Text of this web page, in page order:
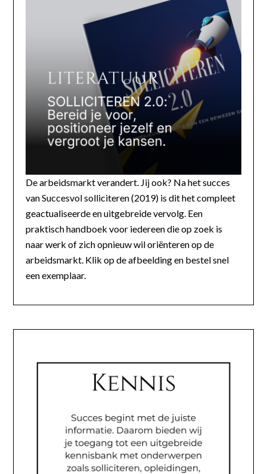
De arbeidsmarkt verandert. Jij ook? Na het succes
van Succesvol solliciteren (2019) is dit het compleet
geactualiseerde en uitgebreide vervolg. Een
praktisch handboek voor iedereen die op zoek is
naar werk of zich opnieuw wil oriënteren op de
arbeidsmarkt. Klik op de afbeelding en bestel snel
een exemplaar.